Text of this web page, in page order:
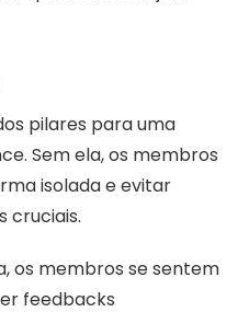
pilares para uma
Sem ela, os membros
isolada e evitar
cruciais.
os membros se sentem
feedbacks